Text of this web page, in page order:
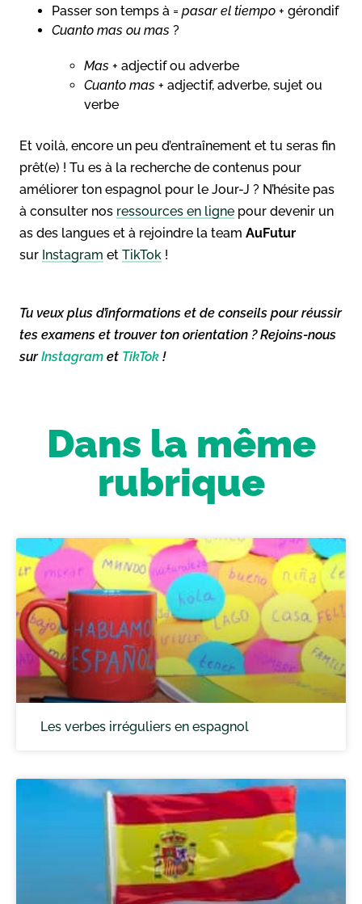
Passer son temps à = pasar el tiempo + gérondif
Cuanto mas ou mas ?
Mas + adjectif ou adverbe
Cuanto mas + adjectif, adverbe, sujet ou
verbe
Et voilà, encore un peu d’entraînement et tu seras fin
prêt(e) ! Tu es à la recherche de contenus pour
améliorer ton espagnol pour le Jour-J ? N’hésite pas
à consulter nos ressources en ligne pour devenir un
as des langues et à rejoindre la team AuFutur
sur Instagram et TikTok !
Tu veux plus d’informations et de conseils pour réussir
tes examens et trouver ton orientation ? Rejoins-nous
surInstagram et TikTok !
Dans la même
rubrique
Les verbes irréguliers en espagnol